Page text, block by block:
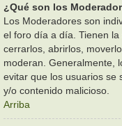
¿Qué son los
Los Moderadores son
el foro día a día. Tienen
cerrarlos, abrirlos,
moderan. Generalmente,
evitar que los usuarios se
y/o contenido malicioso.
Arriba